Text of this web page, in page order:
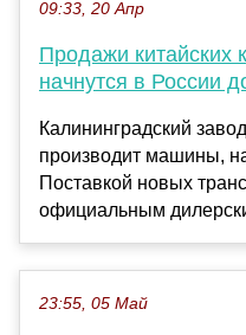
09:33, 20 Апр
Продажи китайских
начнутся в России
Калининградский
производит машины,
Поставкой новых
официальным
23:55, 05 Май